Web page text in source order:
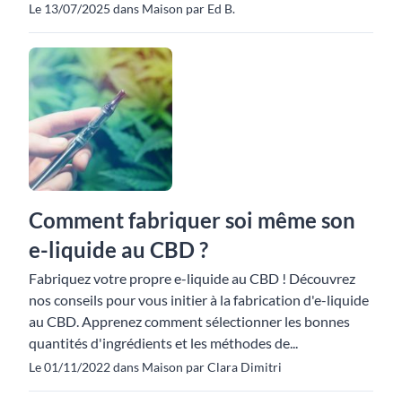
Le 13/07/2025 dans Maison par Ed B.
Comment fabriquer soi même son
e-liquide au CBD ?
Fabriquez votre propre e-liquide au CBD ! Découvrez
nos conseils pour vous initier à la fabrication d'e-liquide
au CBD. Apprenez comment sélectionner les bonnes
quantités d'ingrédients et les méthodes de...
Le 01/11/2022 dans Maison par Clara Dimitri